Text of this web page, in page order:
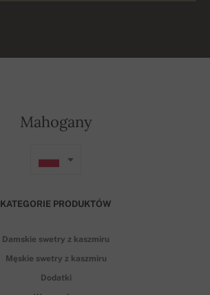
Mahogany
KATEGORIE PRODUKTÓW
Damskie swetry z kaszmiru
Męskie swetry z kaszmiru
Dodatki